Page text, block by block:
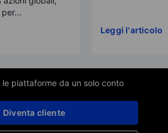
Leggi l'articolo
piattaforme da un solo conto
Diventa cliente